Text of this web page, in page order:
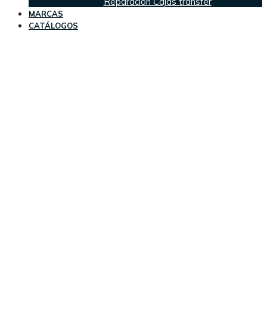
MARCAS
CATÁLOGOS